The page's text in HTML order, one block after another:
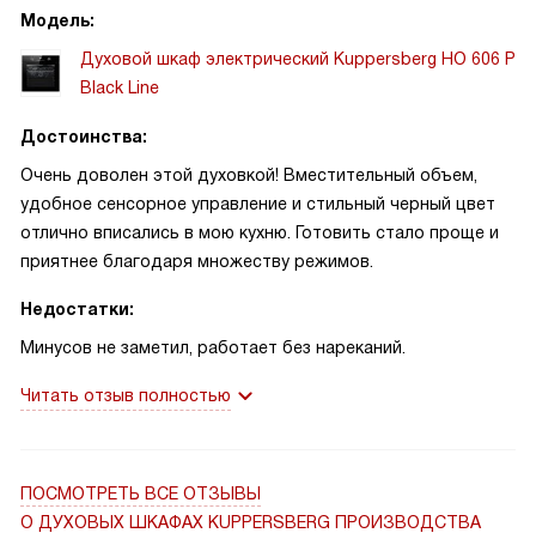
часто. Освещение внутри реально помогает следить за
процессом без лишних открываний, а вентилятор
охлаждения даёт уверенность, что окружающие шкафы не
В целом прибор надёжен и интуитивен в использовании. Я
стала смелее в экспериментах: пекла пиццу с хрустящей
корочкой, запекала овощи с грилем и делала несколько
порций выпечки подряд без потери качества. Покупка
Модель:
Духовой шкаф электрический Kuppersberg HO 606 P
Black Line
Достоинства:
Очень доволен этой духовкой! Вместительный объем,
удобное сенсорное управление и стильный черный цвет
отлично вписались в мою кухню. Готовить стало проще и
приятнее благодаря множеству режимов.
Недостатки:
Минусов не заметил, работает без нареканий.
Читать отзыв полностью
ПОСМОТРЕТЬ ВСЕ ОТЗЫВЫ
О ДУХОВЫХ ШКАФАХ KUPPERSBERG ПРОИЗВОДСТВА